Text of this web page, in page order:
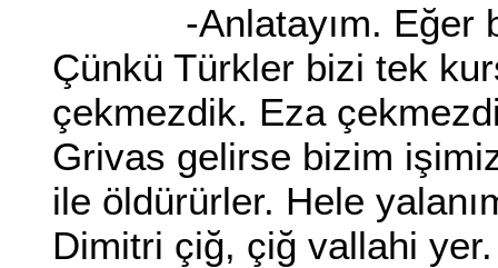
-Anlatayım. Eğer bu
Çünkü Türkler bizi tek
çekmezdik. Eza
Grivas gelirse bizim
ile öldürürler. Hele
Dimitri çiğ, çiğ vallahi yer.